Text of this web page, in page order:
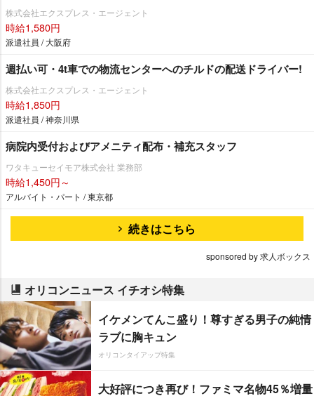
株式会社エクスプレス・エージェント
時給1,580円
派遣社員 / 大阪府
週払い可・4t車での物流センターへのチルドの配送ドライバー!
株式会社エクスプレス・エージェント
時給1,850円
派遣社員 / 神奈川県
病院内受付およびアメニティ配布・補充スタッフ
ワタキューセイモア株式会社 業務部
時給1,450円～
アルバイト・パート / 東京都
続きはこちら
sponsored by 求人ボックス
オリコンニュース イチオシ特集
イケメンてんこ盛り！尊すぎる男子の純情
ラブに胸キュン
オリコンタイアップ特集
大好評につき再び！ファミマ名物45％増量